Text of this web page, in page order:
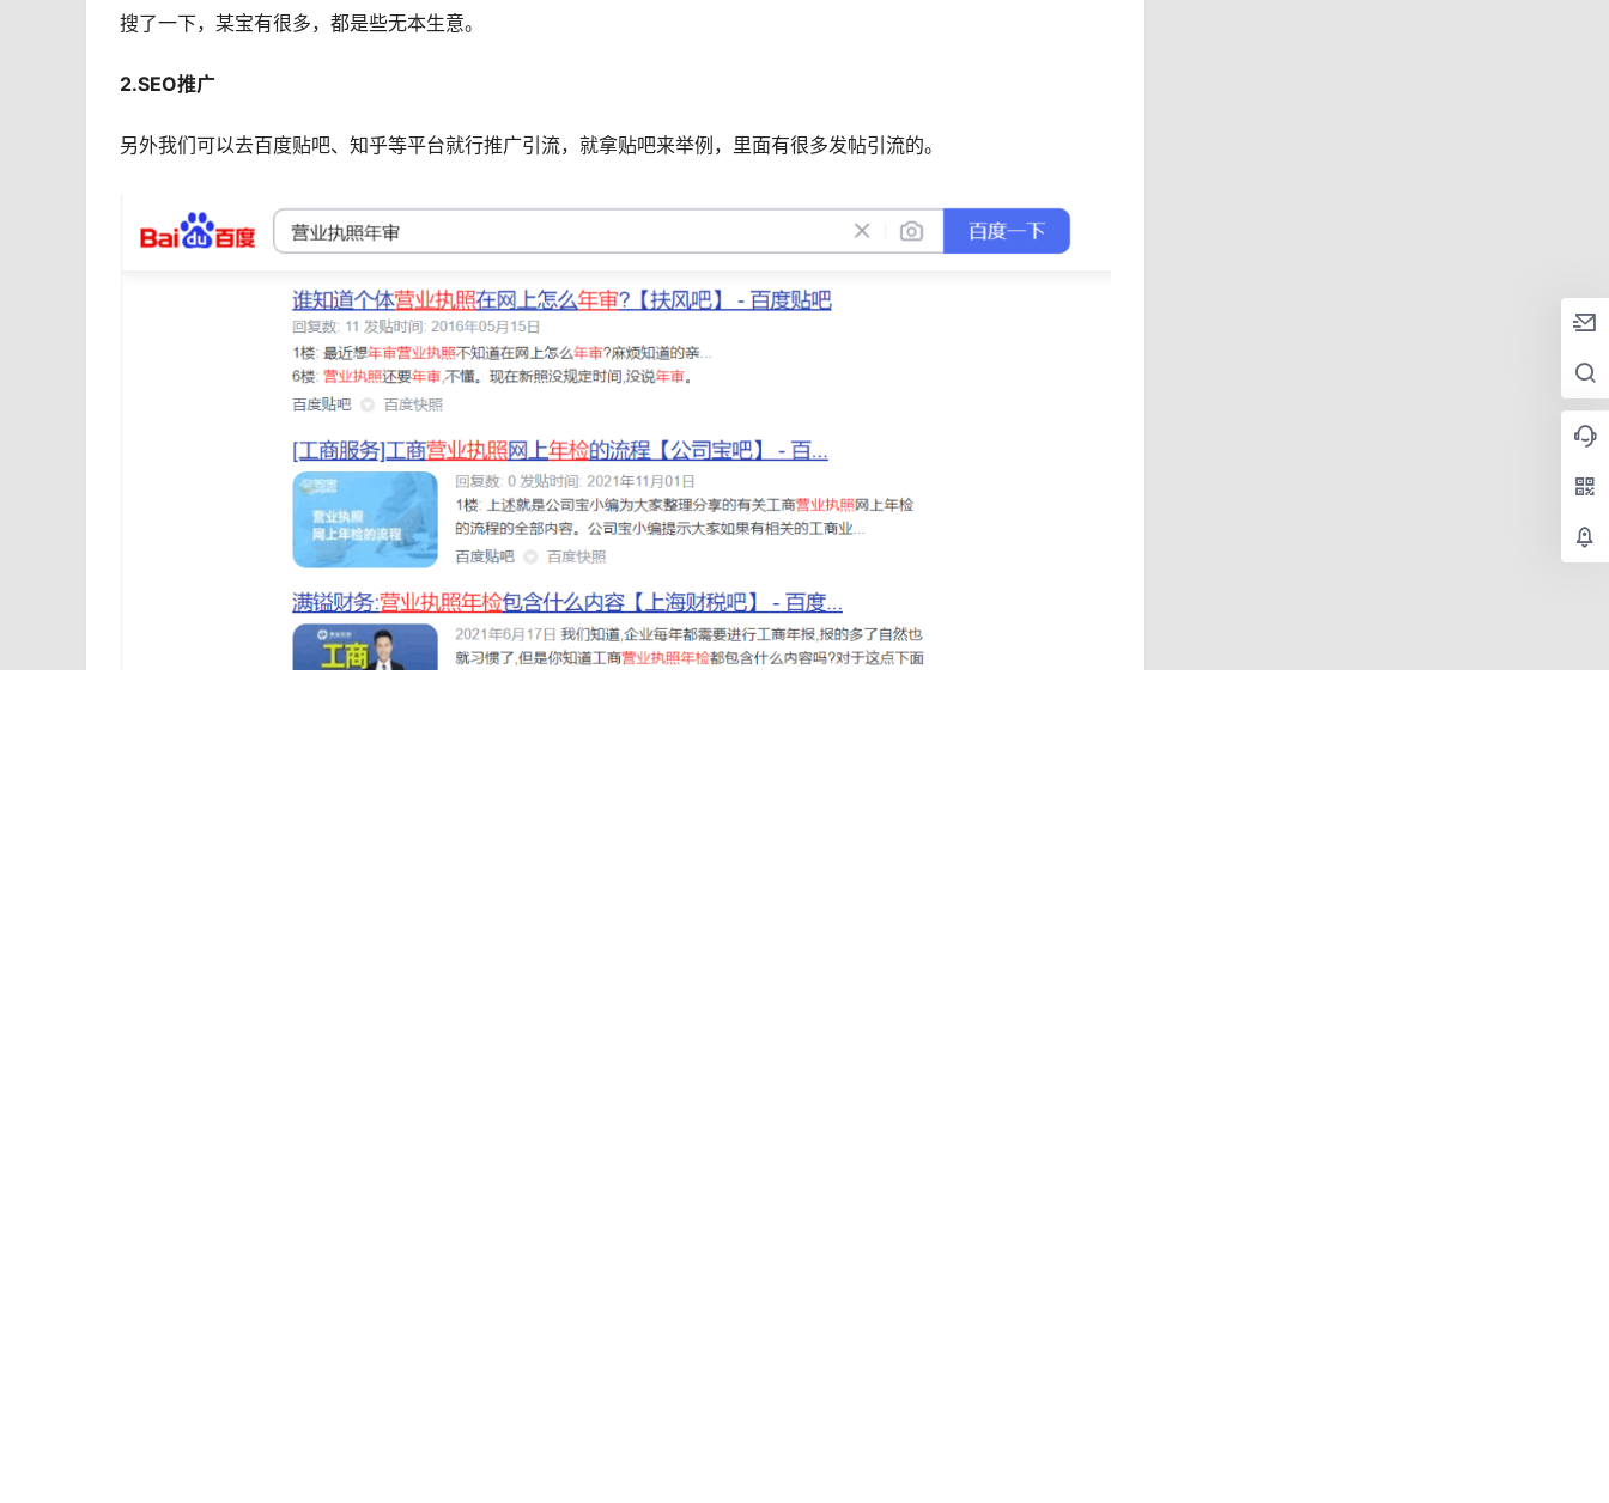
搜了一下，某宝有很多，都是些无本生意。
2.SEO推广
另外我们可以去百度贴吧、知乎等平台就行推广引流，就拿贴吧来举例，里面有很多发帖引流的。